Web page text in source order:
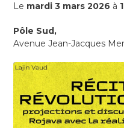
Le mardi 3 mars 2026 à
Pôle Sud,
Avenue Jean-Jacques